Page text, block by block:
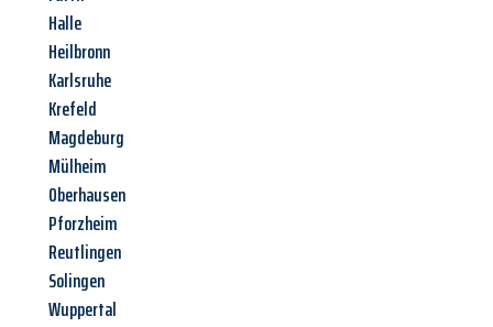
Halle
Heilbronn
Karlsruhe
Krefeld
Magdeburg
Mülheim
Oberhausen
Pforzheim
Reutlingen
Solingen
Wuppertal